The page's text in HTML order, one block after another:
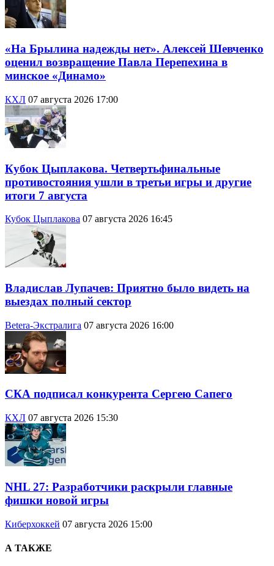
«На Брылина надежды нет». Алексей Шевченко
оценил возвращение Павла Перепехина в
минское «Динамо»
КХЛ 07 августа 2026 17:00
Кубок Цыплакова. Четвертьфинальные
противостояния ушли в третьи игры и другие
итоги 7 августа
Кубок Цыплакова 07 августа 2026 16:45
Владислав Лупачев: Приятно было видеть на
выездах полный сектор
Betera-Экстралига 07 августа 2026 16:00
СКА подписал конкурента Сергею Сапего
КХЛ 07 августа 2026 15:30
NHL 27: Разработчики раскрыли главные
фишки новой игры
Киберхоккей 07 августа 2026 15:00
А ТАКЖЕ